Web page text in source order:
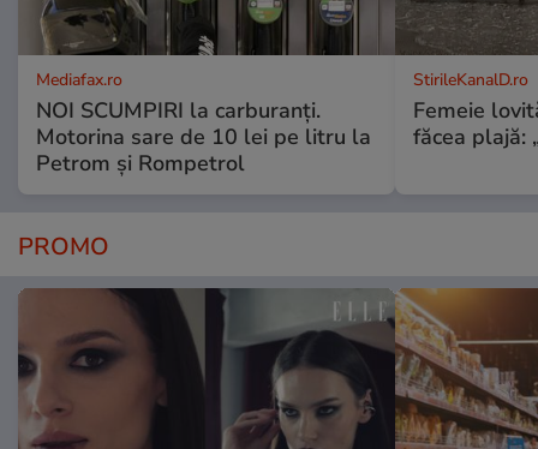
Mediafax.ro
NOI SCUMPIRI la carburanți.
Motorina sare de 10 lei pe litru la
Petrom și Rompetrol
StirileKanalD.ro
Femeie
făcea plajă:
PROMO